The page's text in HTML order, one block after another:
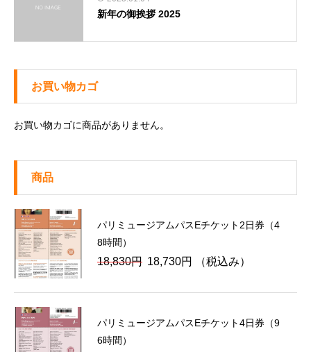
新年の御挨拶 2025
お買い物カゴ
お買い物カゴに商品がありません。
商品
パリミュージアムパスEチケット2日券（4
8時間）
18,830円 元
価
は
18,730円
現
の
格
（税込み）
パリミュージアムパスEチケット4日券（9
6時間）